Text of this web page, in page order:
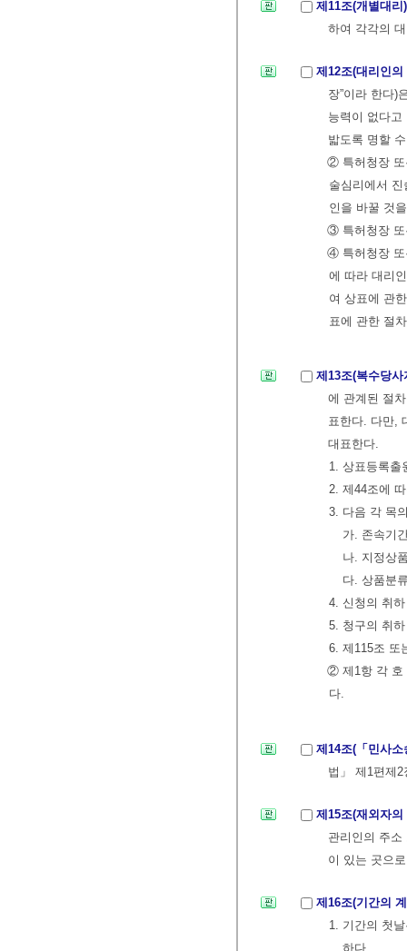
제11조(개별대
하여 각각의
제12조(대리인
장”이라 한다)
능력이 없다
밟도록 명할
② 특허청장 또
술심리에서
인을 바꿀 것
③ 특허청장 또
④ 특허청장 또
에 따라 대리
여 상표에 관
표에 관한 절
제13조(복수당
에 관계된 절
표한다. 다만,
대표한다.
1. 상표등록출
2. 제44조에
3. 다음 각 목
가. 존속기
나. 지정상
다. 상품분
4. 신청의 취하
5. 청구의 취하
6. 제115조 또
② 제1항 각 호
다.
제14조(「민사
법」 제1편제
제15조(재외자
관리인의 주
이 있는 곳으
제16조(기간의
1. 기간의 첫
하다.